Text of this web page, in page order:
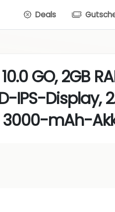
Deals
GO, 2GB
IPS-Display,
mAh-